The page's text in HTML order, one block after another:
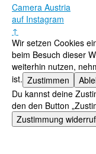
Camera Austria
auf Instagram
↑
Wir setzen Cookies
beim Besuch dieser
weiterhin nutzen,
ist. Zustimmen
Du kannst deine
den den Button
Zustimmung